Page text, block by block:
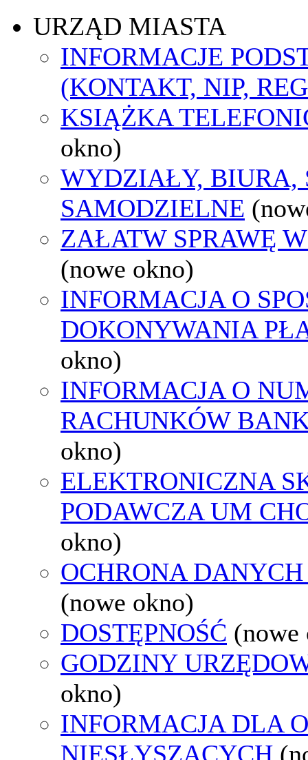
URZĄD MIASTA
INFORMACJE
(KONTAKT, NIP,
KSIĄŻKA
okno)
WYDZIAŁY, BIURA,
SAMODZIELNE
ZAŁATW SPRAWĘ
(nowe okno)
INFORMACJA O
DOKONYWANIA
okno)
INFORMACJA O
RACHUNKÓW
okno)
ELEKTRONICZNA
PODAWCZA UM
okno)
OCHRONA
(nowe okno)
DOSTĘPNOŚĆ (nowe
GODZINY
okno)
INFORMACJA DLA
NIESŁYSZĄCYCH